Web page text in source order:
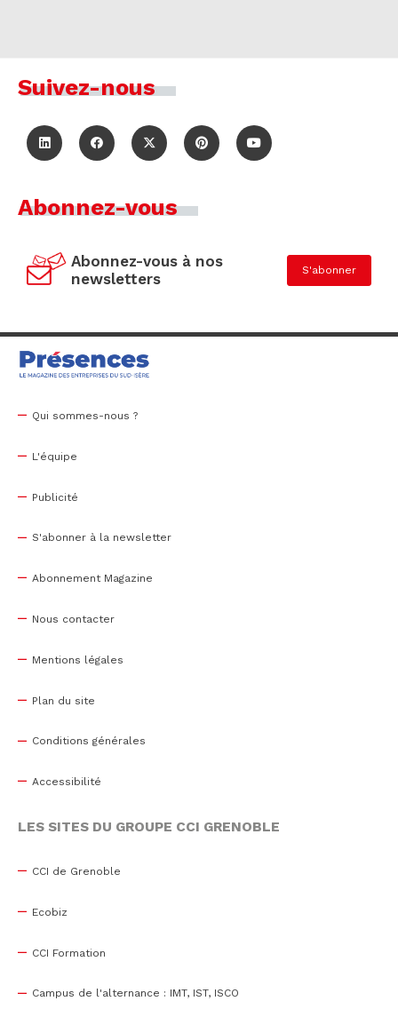
Suivez-nous
Abonnez-vous
Abonnez-vous à nos
newsletters
S'abonner
Qui sommes-nous ?
L'équipe
Publicité
S'abonner à la newsletter
Abonnement Magazine
Nous contacter
Mentions légales
Plan du site
Conditions générales
Accessibilité
LES SITES DU GROUPE CCI GRENOBLE
CCI de Grenoble
Ecobiz
CCI Formation
Campus de l'alternance : IMT, IST, ISCO